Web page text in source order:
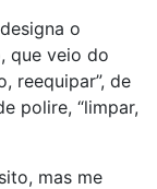
o
que veio do
reequipar”, de
polire, “limpar,
mas me